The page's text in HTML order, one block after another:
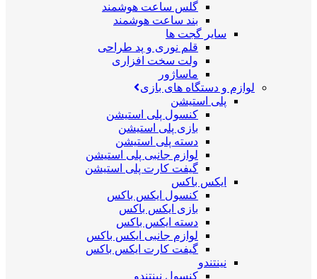
گلس ساعت هوشمند
بند ساعت هوشمند
سایر گجت ها
قلم نوری و پد طراحی
ولت سخت افزاری
ماساژور
لوازم و دستگاه های بازی
پلی استیشن
کنسول پلی استیشن
بازی پلی استیشن
دسته پلی استیشن
لوازم جانبی پلی استیشن
گیفت کارت پلی استیشن
ایکس باکس
کنسول ایکس باکس
بازی ایکس باکس
دسته ایکس باکس
لوازم جانبی ایکس باکس
گیفت کارت ایکس باکس
نینتندو
کنسول نینتندو